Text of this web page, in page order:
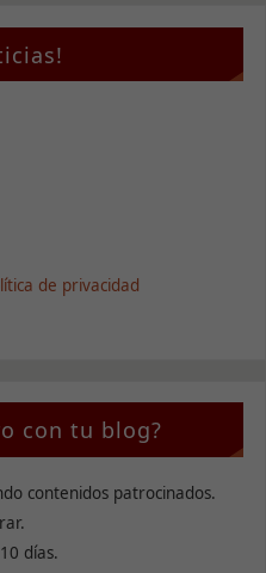
de privacidad
con tu blog?
contenidos patrocinados.
días.
Experiencia
Para que
funcionalidades
desaparecerán
Marketing
Al compartir tus
mientras visitas
nuestro sitio,
posibilidad de